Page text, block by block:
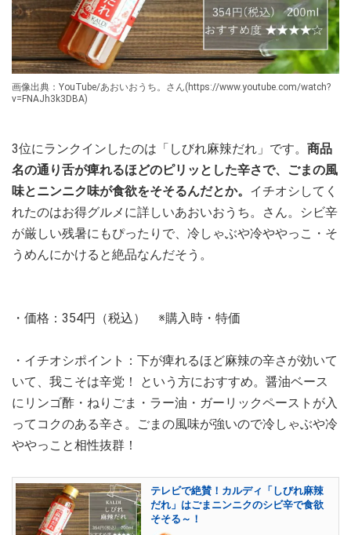
画像出典：YouTube/あおいおうち。さん(https://www.youtube.com/watch?
v=FNAJh3k3DBA)
3位にランクインしたのは「しびれ麻辣だれ」です。 商品
名の通り舌が痺れるほどのピリッとした辛さで、ごまの風
味とニンニク味が食欲をそそるんだとか。 イチオシしてく
れたのはお得グルメに詳しいあおいおうち。さん。シビ辛
が厳しい残暑にもぴったりで、冷しゃぶや冷ややっこ・そ
うめんにかけると絶品なんだそう。
・価格：354円（税込） ※購入時・特価
・イチオシポイント：下が痺れるほど麻辣の辛さが効いて
いて、我こそは辛党！ という方におすすめ。醤油ベース
にリンゴ酢・ねりごま・ラー油・ガーリックペーストが入
ってコクのある辛さ。ごまの風味が強いので冷しゃぶや冷
ややっこと相性抜群！
テレビで絶賛！カルディ「しびれ麻辣
だれ」はごまニンニクのシビ辛で食欲
そそる～！